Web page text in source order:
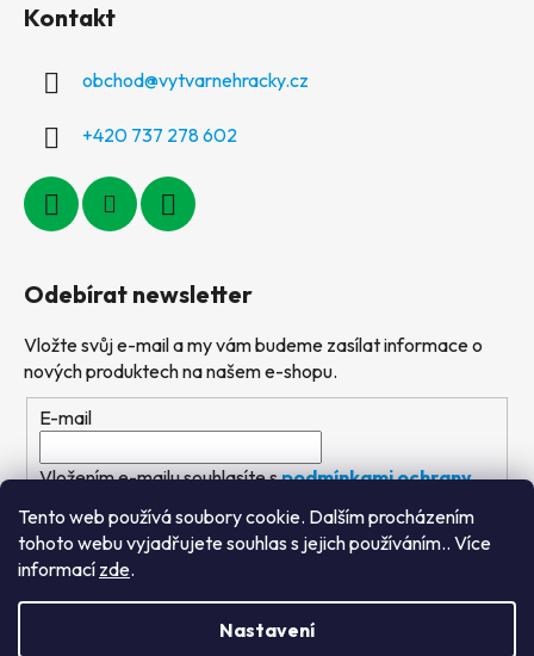
Tento web používá soubory cookie. Dalším procházením
tohoto webu vyjadřujete souhlas s jejich používáním.. Více
informací zde.
Nastavení
Kontakt
obchod@vytvarnehracky.cz
+420 737 278 602
Odebírat newsletter
Vložte svůj e-mail a my vám budeme zasílat informace o
nových produktech na našem e-shopu.
E-mail
Vložením e-mailu souhlasíte spodmínkami ochrany
osobních údajů
PŘIHLÁSIT SE